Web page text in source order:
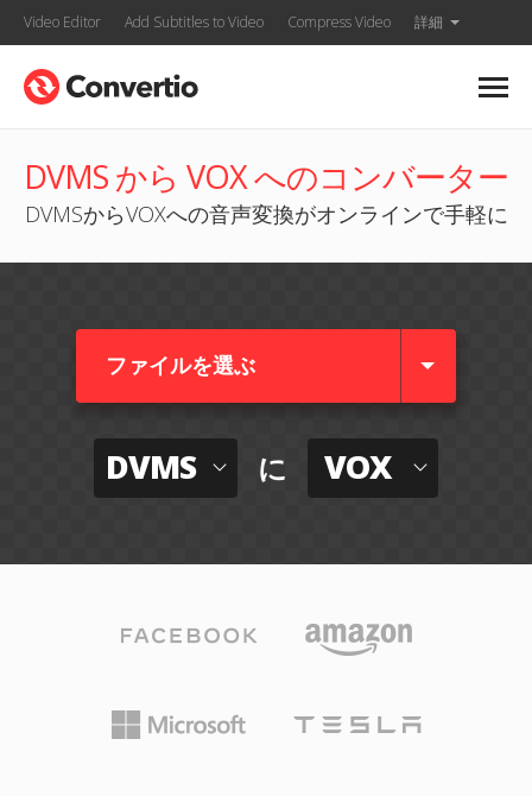
Video Editor Add Subtitles to Video Compress Video 詳細
DVMS から VOX へのコンバーター
DVMSからVOXへの音声変換がオンラインで手軽に
ファイルを選ぶ
DVMS に VOX